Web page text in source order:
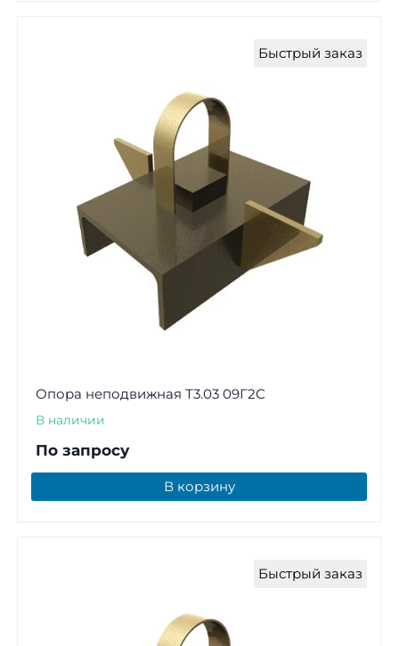
Быстрый заказ
Опора неподвижная Т3.03 09Г2С
В наличии
По запросу
В корзину
Быстрый заказ